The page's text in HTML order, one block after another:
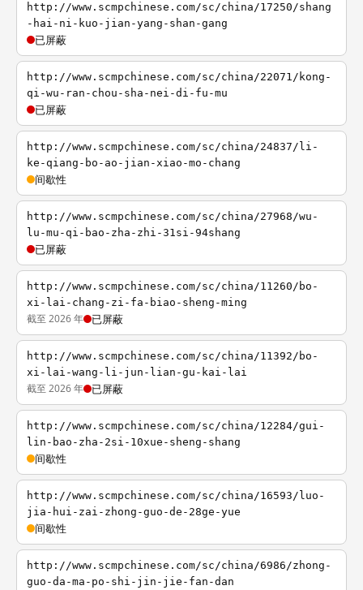
http://www.scmpchinese.com/sc/china/17250/shang
-hai-ni-kuo-jian-yang-shan-gang
已屏蔽
http://www.scmpchinese.com/sc/china/22071/kong-
qi-wu-ran-chou-sha-nei-di-fu-mu
已屏蔽
http://www.scmpchinese.com/sc/china/24837/li-
ke-qiang-bo-ao-jian-xiao-mo-chang
间歇性
http://www.scmpchinese.com/sc/china/27968/wu-
lu-mu-qi-bao-zha-zhi-31si-94shang
已屏蔽
http://www.scmpchinese.com/sc/china/11260/bo-
xi-lai-chang-zi-fa-biao-sheng-ming
截至 2026 年 已屏蔽
http://www.scmpchinese.com/sc/china/11392/bo-
xi-lai-wang-li-jun-lian-gu-kai-lai
截至 2026 年 已屏蔽
http://www.scmpchinese.com/sc/china/12284/gui-
lin-bao-zha-2si-10xue-sheng-shang
间歇性
http://www.scmpchinese.com/sc/china/16593/luo-
jia-hui-zai-zhong-guo-de-28ge-yue
间歇性
http://www.scmpchinese.com/sc/china/6986/zhong-
guo-da-ma-po-shi-jin-jie-fan-dan